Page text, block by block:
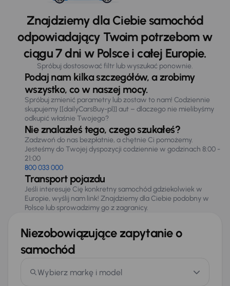
Znajdziemy dla Ciebie samochód
odpowiadający Twoim potrzebom w
ciągu 7 dni w Polsce i całej Europie.
Spróbuj dostosować filtr lub wyszukać ponownie.
Podaj nam kilka szczegółów, a zrobimy
wszystko, co w naszej mocy.
Spróbuj zmienić parametry lub zostaw to nam! Codziennie
skupujemy [[dailyCarsBuy-pl]] aut – dlaczego nie mielibyśmy
odkupić właśnie Twojego?
Nie znalazłeś tego, czego szukałeś?
Zadzwoń do nas bezpłatnie, a chętnie Ci pomożemy.
Jesteśmy do Twojej dyspozycji codziennie w godzinach 8:00 -
21:00
800 033 000
Transport pojazdu
Jeśli interesuje Cię konkretny samochód gdziekolwiek w
Europie, wyślij nam link! Znajdziemy dla Ciebie podobny w
Polsce lub sprowadzimy go z zagranicy.
Niezobowiązujące zapytanie o
samochód
Wybierz markę i model